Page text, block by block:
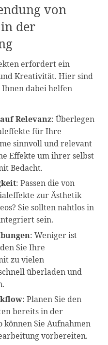
von
der
erfordert ein
Kreativität. Hier sind
dabei helfen
Relevanz: Überlegen
für Ihre
sinnvoll und relevant
Effekte um ihrer selbst
Bedacht.
: Passen die von
zur Ästhetik
Sie sollten nahtlos in
sein.
: Weniger ist
Sie Ihre
zu vielen
überladen und
: Planen Sie den
bereits in der
können Sie Aufnahmen
vorbereiten.